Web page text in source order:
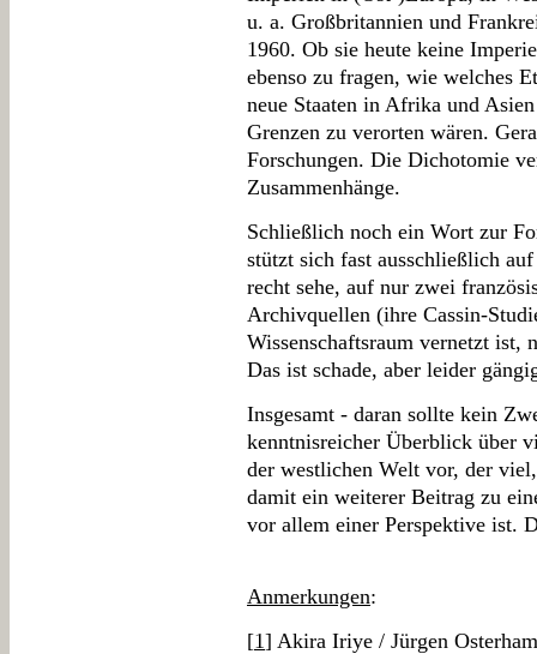
u. a. Großbritannien und
1960. Ob sie heute keine
ebenso zu fragen, wie welches
neue Staaten in Afrika und
Grenzen zu verorten wären.
Forschungen. Die Dichotomie
Zusammenhänge.
Schließlich noch ein Wort zur
stützt sich fast ausschließlich
recht sehe, auf nur zwei
Archivquellen (ihre Cassin-
Wissenschaftsraum vernetzt ist,
Das ist schade, aber leider
Insgesamt - daran sollte kein
kenntnisreicher Überblick über
der westlichen Welt vor, der
damit ein weiterer Beitrag zu
vor allem einer Perspektive ist.
Anmerkungen:
[1] Akira Iriye / Jürgen